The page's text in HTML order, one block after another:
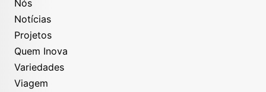
Nós
Notícias
Projetos
Quem Inova
Variedades
Viagem